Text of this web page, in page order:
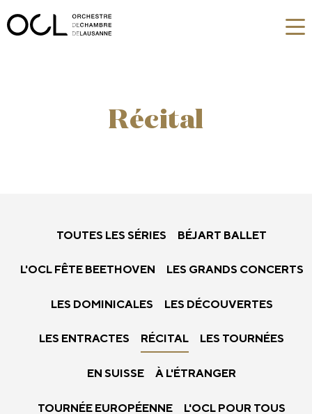
Récital
TOUTES LES SÉRIES BÉJART BALLET
L'OCL FÊTE BEETHOVEN LES GRANDS CONCERTS
LES DOMINICALES LES DÉCOUVERTES
LES ENTRACTES RÉCITAL LES TOURNÉES
EN SUISSE À L'ÉTRANGER
TOURNÉE EUROPÉENNE L'OCL POUR TOUS